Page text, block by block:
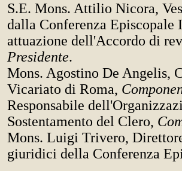
S.E. Mons. Attilio Nicora,
dalla Conferenza
attuazione dell'Accordo di
Presidente.
Mons. Agostino De Angelis,
Vicariato di Roma,
Responsabile
Sostentamento del Clero,
Mons. Luigi Trivero,
giuridici della Conferenza